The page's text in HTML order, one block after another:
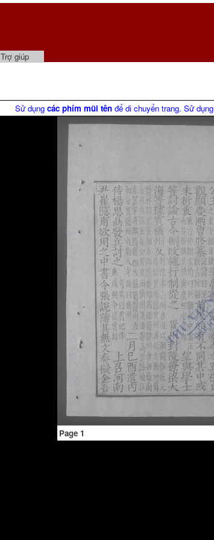
Trợ giúp
Sử dụng các phím mũi tên để di chuyển trang. Sử dụng
Page 1